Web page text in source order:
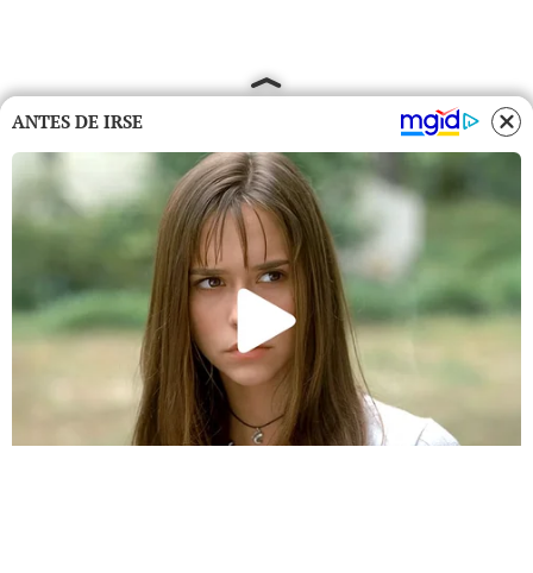
ANTES DE IRSE